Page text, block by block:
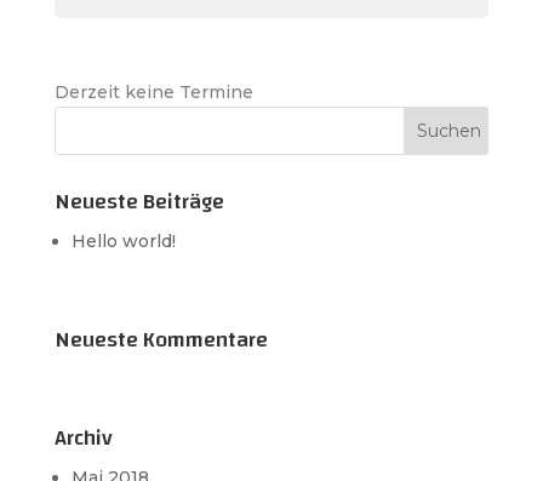
Derzeit keine Termine
Neueste Beiträge
Hello world!
Neueste Kommentare
Archiv